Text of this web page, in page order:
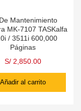
Mantenimiento
MK-7107 TASKalfa
/ 3511i 600,000
Páginas
S/ 2,850.00
Añadir al carrito